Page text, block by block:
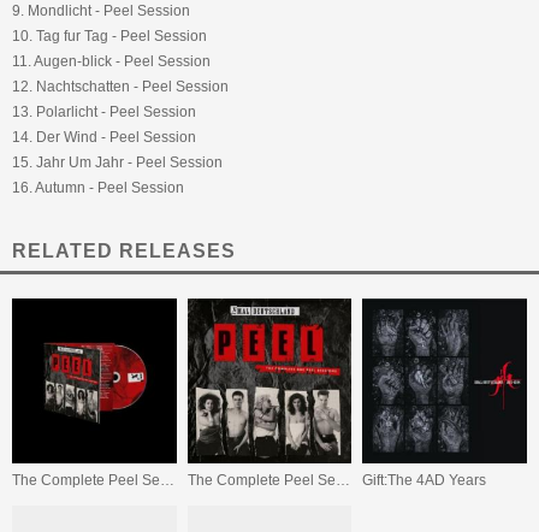
9. Mondlicht - Peel Session
10. Tag fur Tag - Peel Session
11. Augen-blick - Peel Session
12. Nachtschatten - Peel Session
13. Polarlicht - Peel Session
14. Der Wind - Peel Session
15. Jahr Um Jahr - Peel Session
16. Autumn - Peel Session
RELATED RELEASES
Gift:The 4AD Years